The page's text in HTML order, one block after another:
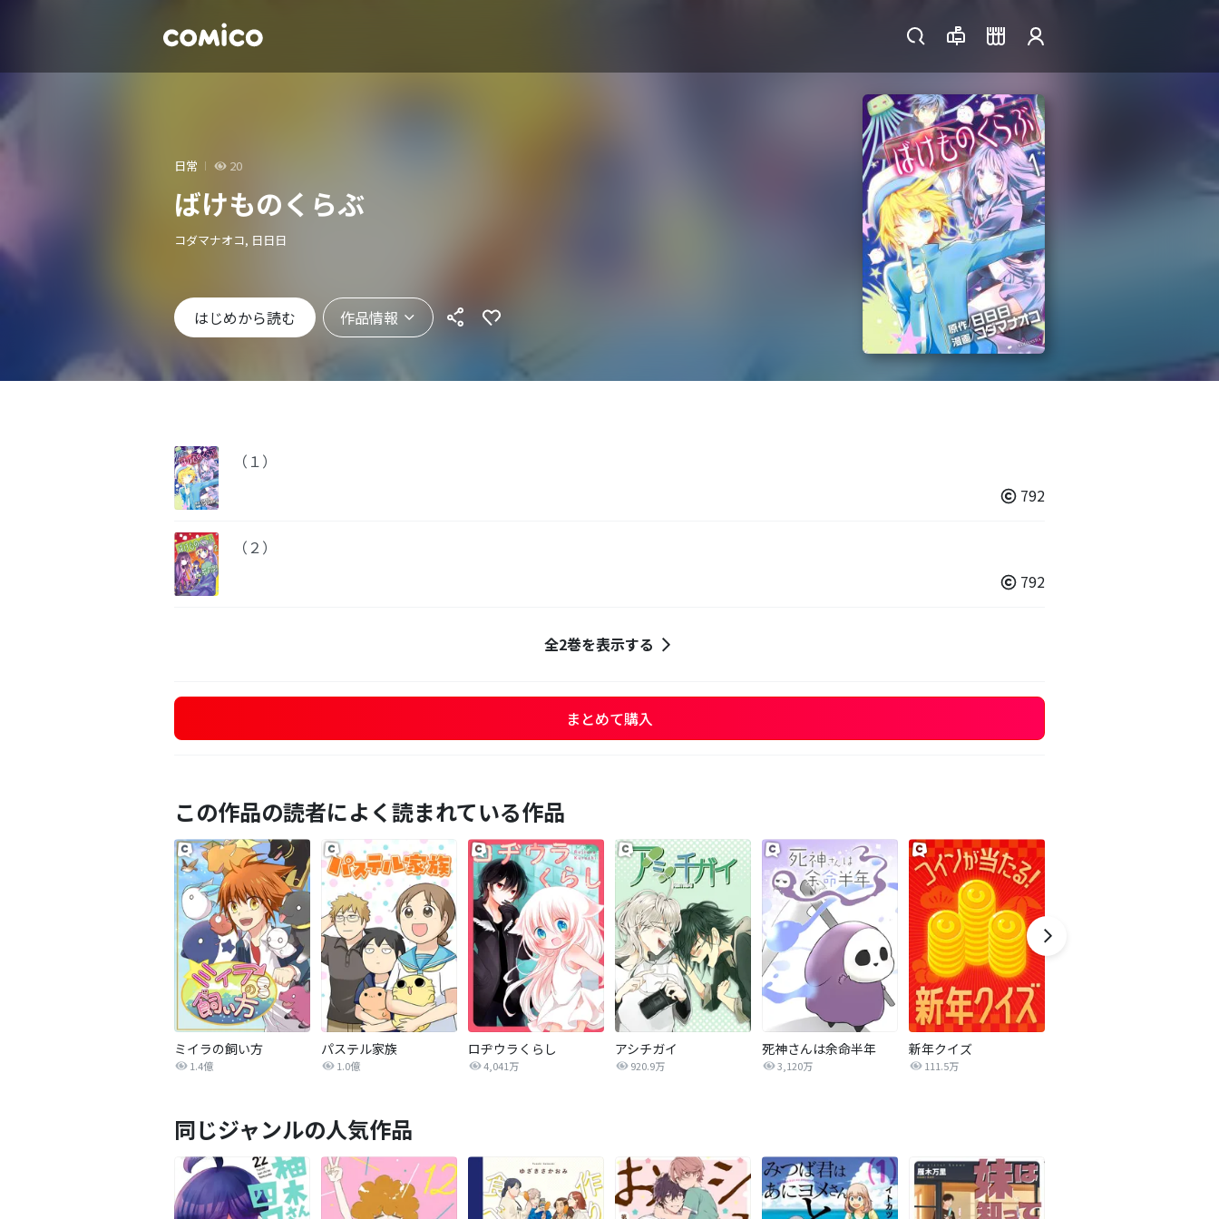
日常 20
ばけものくらぶ
コダマナオコ, 日日日
はじめから読む 作品情報
（１）
792
（２）
792
全2巻を表示する
まとめて購入
この作品の読者によく読まれている作品
ミイラの飼い方
1.4億
パステル家族
1.0億
ロヂウラくらし
4,041万
アシチガイ
920.9万
死神さんは余命半年
3,120万
新年クイズ
111.5万
同じジャンルの人気作品